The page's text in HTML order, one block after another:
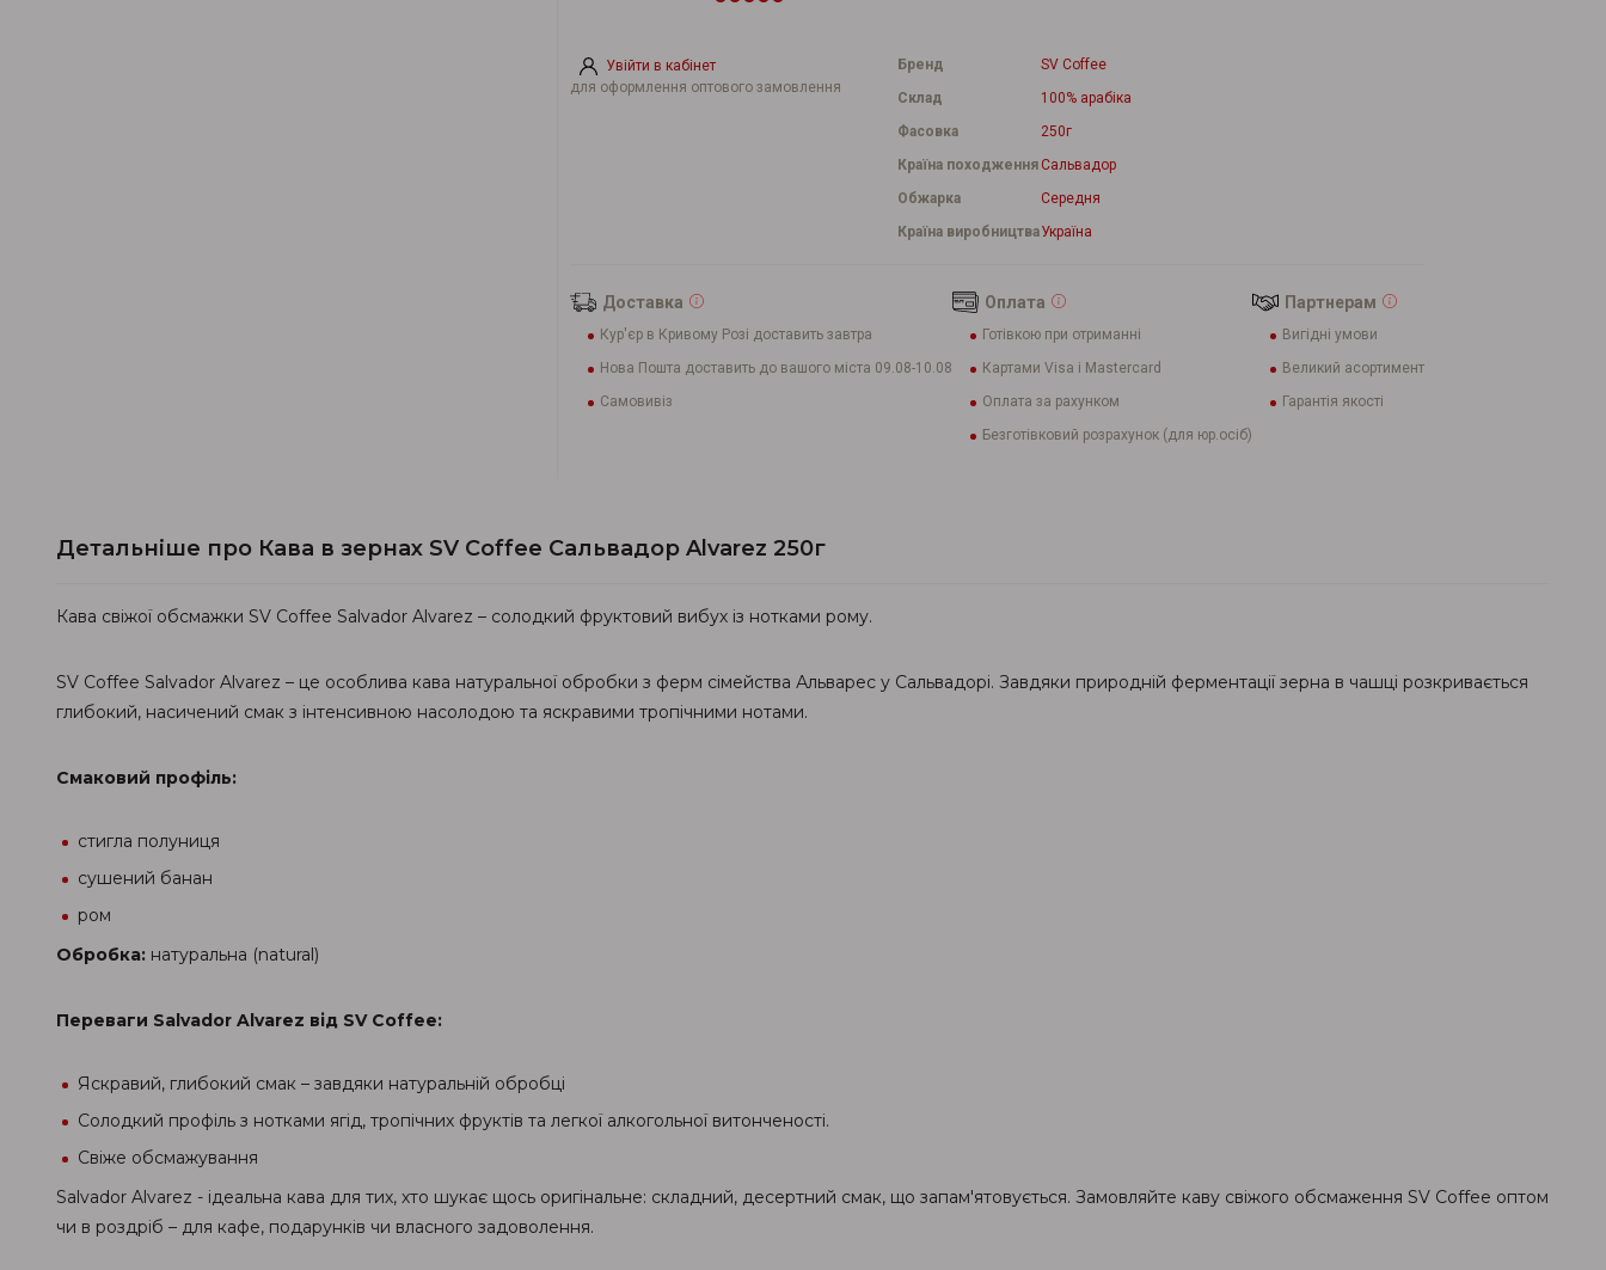
Увійти в кабінет
для оформлення оптового замовлення
Бренд
SV Coffee
Склад
100% арабіка
Фасовка
250г
Країна походження Сальвадор
Обжарка
Середня
Країна виробництваУкраїна
Доставка
Кур'єр в Кривому Розі доставить завтра
Нова Пошта доставить до вашого міста 09.08-10.08
Самовивіз
Оплата
Готівкою при отриманні
Картами Visa і Mastercard
Оплата за рахунком
Безготівковий розрахунок (для юр.осіб)
Партнерам
Вигідні умови
Великий асортимент
Гарантія якості
Детальніше про Кава в зернах SV Coffee Сальвадор Alvarez 250г
Кава свіжої обсмажки SV Coffee Salvador Alvarez – солодкий фруктовий вибух із нотками рому.
SV Coffee Salvador Alvarez – це особлива кава натуральної обробки з ферм сімейства Альварес у Сальвадорі. Завдяки природній ферментації зерна в чашці розкривається
глибокий, насичений смак з інтенсивною насолодою та яскравими тропічними нотами.
Смаковий профіль:
стигла полуниця
сушений банан
ром
Обробка: натуральна (natural)
Переваги Salvador Alvarez від SV Coffee:
Яскравий, глибокий смак – завдяки натуральній обробці
Солодкий профіль з нотками ягід, тропічних фруктів та легкої алкогольної витонченості.
Свіже обсмажування
Salvador Alvarez - ідеальна кава для тих, хто шукає щось оригінальне: складний, десертний смак, що запам'ятовується. Замовляйте каву свіжого обсмаження SV Coffee оптом
чи в роздріб – для кафе, подарунків чи власного задоволення.